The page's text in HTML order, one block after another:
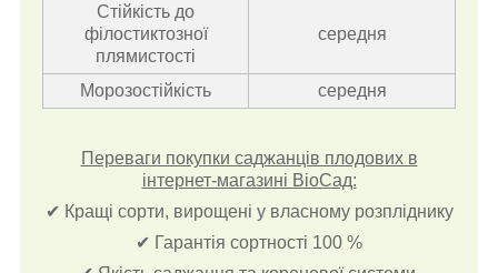
Стійкість до
філостиктозної
плямистості
середня
Морозостійкість середня
Переваги покупки саджанців плодових в
інтернет-магазині ВіоСад:
✔ Кращі сорти, вирощені у власному розпліднику
✔ Гарантія сортності 100 %